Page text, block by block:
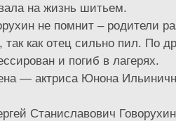
на жизнь шитьем.
не помнит – родители
так как отец сильно пил. По
и погиб в лагерях.
— актриса Юнона
Станиславович